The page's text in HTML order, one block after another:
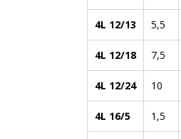
4L 12/13 5,5
4L 12/18 7,5
4L 12/24 10
4L 16/5 1,5